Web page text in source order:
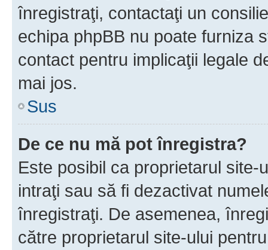
înregistraţi, contactaţi un
echipa phpBB nu poate furniza
contact pentru implicaţii legale
mai jos.
Sus
De ce nu mă pot înregistra?
Este posibil ca proprietarul
intraţi sau să fi dezactivat
înregistraţi. De asemenea,
către proprietarul site-ului